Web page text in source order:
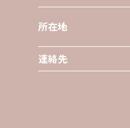
所在地
連絡先